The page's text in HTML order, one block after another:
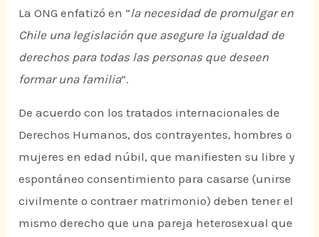
La ONG enfatizó en “la necesidad de promulgar en
Chile una legislación que asegure la igualdad de
derechos para todas las personas que deseen
formar una familia”.
De acuerdo con los tratados internacionales de
Derechos Humanos, dos contrayentes, hombres o
mujeres en edad núbil, que manifiesten su libre y
espontáneo consentimiento para casarse (unirse
civilmente o contraer matrimonio) deben tener el
mismo derecho que una pareja heterosexual que